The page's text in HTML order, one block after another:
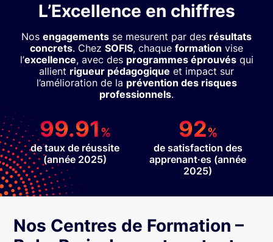
L’Excellence en chiffres
Nos engagements se mesurent par des résultats
concrets. Chez SOFIS, chaque formation vise
l’excellence, avec des programmes éprouvésqui
allient rigueur pédagogique et impact sur
l’amélioration de la prévention des risques
professionnels.
99.91 %
de taux de réussite
(année 2025)
92%
de satisfaction des
apprenant·es (année
2025)
Nos Centres de Formation –